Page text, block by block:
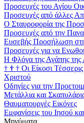
Προσευχές του Αγίου
Προσευχές από άλλες
Ο Σταυροφορία της
Προσευχές από την
Ευσεβής Προσήλωση
Προσευχές για να
Η Φλόγα της Αγάπης
† † † Οι Είκοσι
Χριστού
Οδηγίες για την
Μετάλλια και
Θαυματουργές Εικόνες
Εμφανίσεις του Ιησού
Μηνύματα